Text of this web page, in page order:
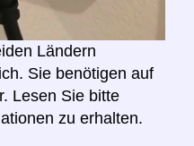
Ländern
Sie benötigen auf
Lesen Sie bitte
zu erhalten.